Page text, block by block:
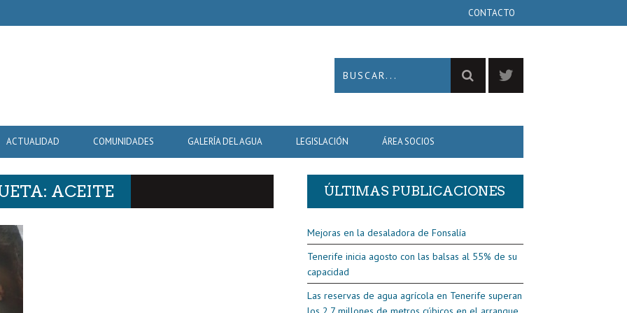
CONTACTO
ACTUALIDAD COMUNIDADES GALERÍA DEL AGUA LEGISLACIÓN ÁREA SOCIOS
ACEITE ÚLTIMAS PUBLICACIONES
Mejoras en la desaladora de Fonsalía
Tenerife inicia agosto con las balsas al 55% de su
capacidad
Las reservas de agua agrícola en Tenerife superan